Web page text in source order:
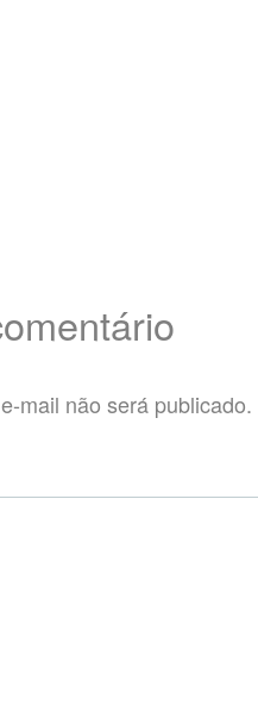
mail não será publicado.